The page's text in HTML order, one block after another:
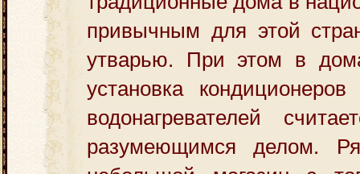
привычным для этой
утварью. При этом в
установка
водонагревателей
разумеющимся делом.